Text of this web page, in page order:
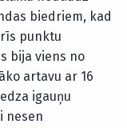
biedriem, kad
punktu
bija viens no
artavu ar 16
igauņu
nesen